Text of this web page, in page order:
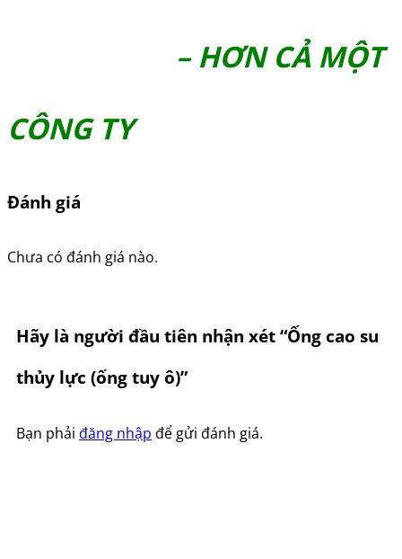
– HƠN CẢ MỘT
CÔNG TY
Đánh giá
Chưa có đánh giá nào.
Hãy là người đầu tiên nhận xét “Ống cao su
thủy lực (ống tuy ô)”
Bạn phải đăng nhập để gửi đánh giá.